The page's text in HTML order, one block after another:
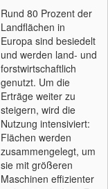
Rund 80 Prozent der
Landflächen in
Europa sind besiedelt
und werden land- und
forstwirtschaftlich
genutzt. Um die
Erträge weiter zu
steigern, wird die
Nutzung intensiviert:
Flächen werden
zusammengelegt, um
sie mit größeren
Maschinen effizienter